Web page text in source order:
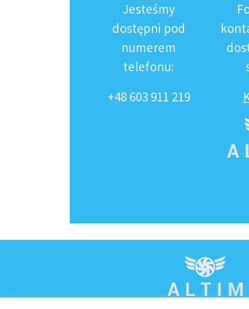
Jesteśmy
dostępni pod
numerem
telefonu:
+48 603 911 219